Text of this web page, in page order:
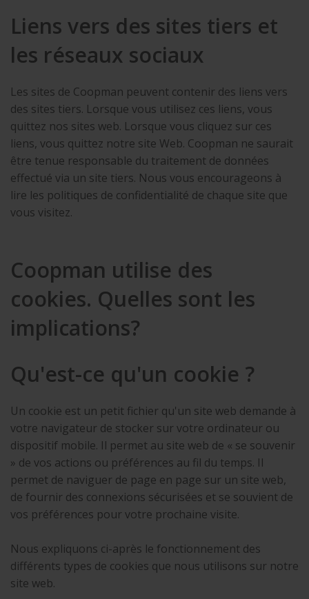
Liens vers des sites tiers et
les réseaux sociaux
Les sites de Coopman peuvent contenir des liens vers
des sites tiers. Lorsque vous utilisez ces liens, vous
quittez nos sites web. Lorsque vous cliquez sur ces
liens, vous quittez notre site Web. Coopman ne saurait
être tenue responsable du traitement de données
effectué via un site tiers. Nous vous encourageons à
lire les politiques de confidentialité de chaque site que
vous visitez.
Coopman utilise des
cookies. Quelles sont les
implications?
Qu'est-ce qu'un cookie ?
Un cookie est un petit fichier qu'un site web demande à
votre navigateur de stocker sur votre ordinateur ou
dispositif mobile. Il permet au site web de « se souvenir
» de vos actions ou préférences au fil du temps. Il
permet de naviguer de page en page sur un site web,
de fournir des connexions sécurisées et se souvient de
vos préférences pour votre prochaine visite.
Nous expliquons ci-après le fonctionnement des
différents types de cookies que nous utilisons sur notre
site web.